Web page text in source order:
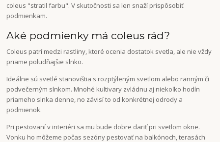
coleus "stratil farbu". V skutočnosti sa len snaží prispôsobiť
podmienkam.
Aké podmienky má coleus rád?
Coleus patrí medzi rastliny, ktoré ocenia dostatok svetla, ale nie vždy
priame poludňajšie slnko.
Ideálne sú svetlé stanovištia s rozptýleným svetlom alebo ranným či
podvečerným slnkom. Mnohé kultivary zvládnu aj niekoľko hodín
priameho slnka denne, no závisí to od konkrétnej odrody a
podmienok.
Pri pestovaní v interiéri sa mu bude dobre dariť pri svetlom okne.
Vonku ho môžeme počas sezóny pestovať na balkónoch, terasách